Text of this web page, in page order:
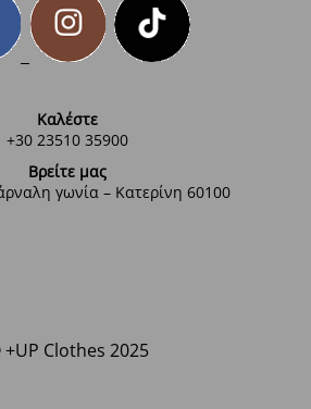
Καλέστε
+30 23510 35900
Βρείτε μας
γωνία – Κατερίνη 60100
Clothes 2025